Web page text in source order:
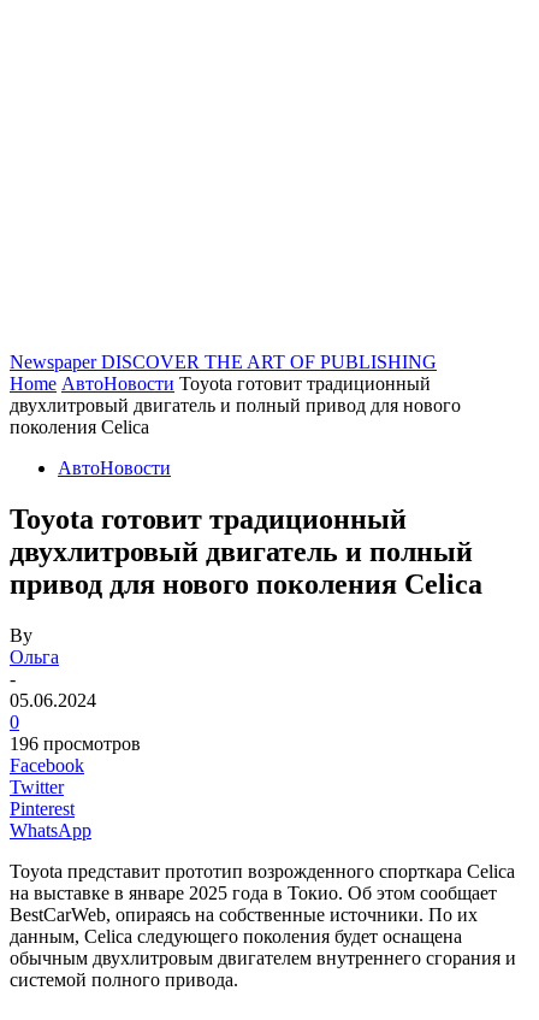
Newspaper DISCOVER THE ART OF PUBLISHING
Home АвтоНовости Toyota готовит традиционный
двухлитровый двигатель и полный привод для нового
поколения Celica
АвтоНовости
Toyota готовит традиционный
двухлитровый двигатель и полный
привод для нового поколения Celica
By
Ольга
-
05.06.2024
0
196 просмотров
Facebook
Twitter
Pinterest
WhatsApp
Toyota представит прототип возрожденного спорткара Celica
на выставке в январе 2025 года в Токио. Об этом сообщает
BestCarWeb, опираясь на собственные источники. По их
данным, Celica следующего поколения будет оснащена
обычным двухлитровым двигателем внутреннего сгорания и
системой полного привода.